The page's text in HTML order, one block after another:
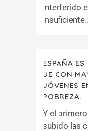
interferido
ESPAÑA ES
UE CON
JÓVENES
POBREZA.
Y el
subido las